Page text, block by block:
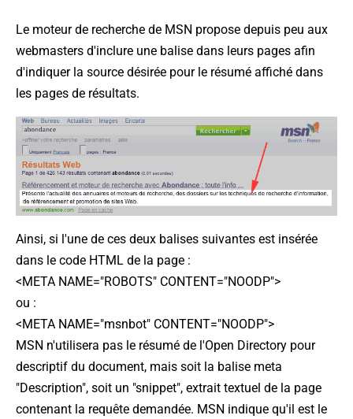
Le moteur de recherche de MSN propose depuis peu aux
webmasters d'inclure une balise dans leurs pages afin
d'indiquer la source désirée pour le résumé affiché dans
les pages de résultats.
Ainsi, si l'une de ces deux balises suivantes est insérée
dans le code HTML de la page :
<META NAME="ROBOTS" CONTENT="NOODP">
ou :
<META NAME="msnbot" CONTENT="NOODP">
MSN n'utilisera pas le résumé de l'Open Directory pour
descriptif du document, mais soit la balise meta
"Description", soit un "snippet", extrait textuel de la page
contenant la requête demandée. MSN indique qu'il est le